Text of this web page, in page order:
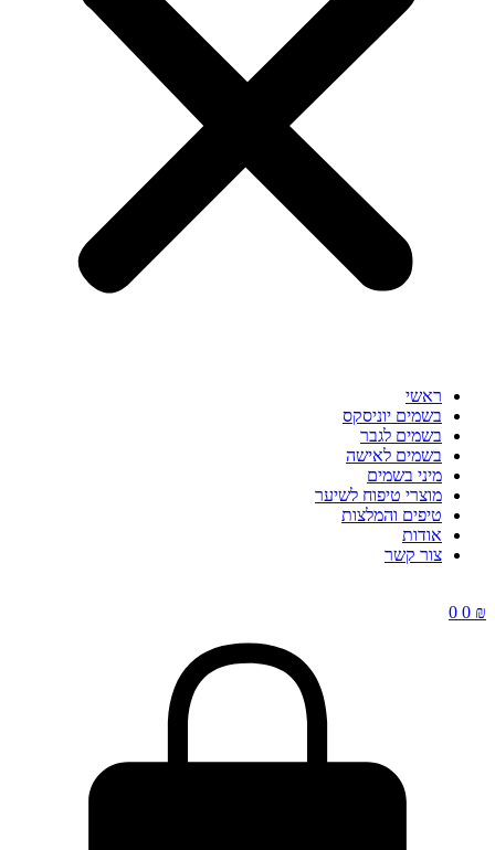
ראשי
בשמים יוניסקס
בשמים לגבר
בשמים לאישה
מיני בשמים
מוצרי טיפוח לשיער
טיפים והמלצות
אודות
צור קשר
0 ₪
0